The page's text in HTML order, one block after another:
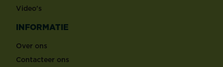
Video's
INFORMATIE
Over ons
Contacteer ons